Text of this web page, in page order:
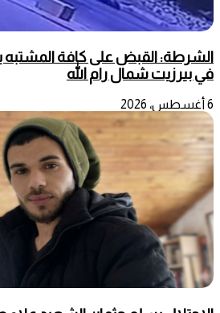
الشرطة: القبض على كافة المشتبه
في بيرزيت شمال رام الله
6 أغسطس، 2026